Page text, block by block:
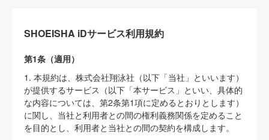
SHOEISHA iDサービス利用規約
第1条（適用）
1. 本規約は、株式会社翔泳社（以下「当社」といいます）
が提供するサービス（以下「本サービス」といい、具体的
な内容については、第2条第1項に定めるとおりとします）
に関し、当社と利用者との間の権利義務関係を定めること
を目的とし、利用者と当社との間の契約を構成します。